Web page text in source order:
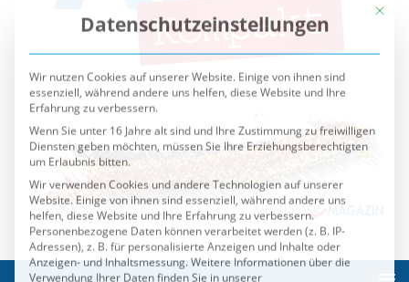
Wenn Sie unter 16 Jahre alt sind und Ihre Zustimmung zu freiwilligen
Diensten geben möchten, müssen Sie Ihre Erziehungsberechtigten
um Erlaubnis bitten.
Wir verwenden Cookies und andere Technologien auf unserer
Website. Einige von ihnen sind essenziell, während andere uns
helfen, diese Website und Ihre Erfahrung zu verbessern.
Personenbezogene Daten können verarbeitet werden (z. B. IP-
Adressen), z. B. für personalisierte Anzeigen und Inhalte oder
Anzeigen- und Inhaltsmessung.Weitere Informationen über die
Verwendung Ihrer Daten finden Sie in unserer
Datenschutzerklärung.Sie können Ihre Auswahl jederzeit unter
Einstellungenwiderrufen oder anpassen.
Es folgt eine Liste der Service-Gruppen, für die eine
Essenziell
Externe Medien